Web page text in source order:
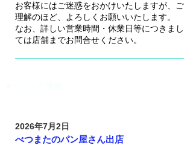
お客様にはご迷惑をおかけいたしますが、ご
理解のほど、よろしくお願いいたします。
​なお、詳しい営業時間・休業日等につきまし
ては店舗までお問合せください。
2026年7月2日
べつまたのパン屋さん出店